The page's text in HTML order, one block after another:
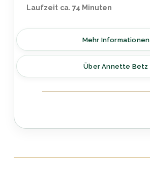
Laufzeit ca. 74 Minuten
Mehr Informationen
Über Annette Betz